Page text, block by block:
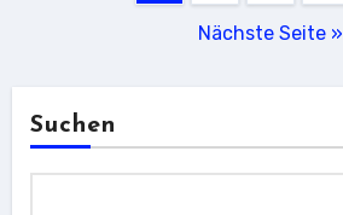
Nächste Seite »
Suchen